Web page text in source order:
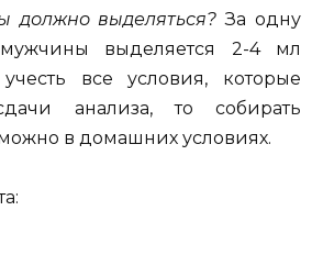
должно выделяться? За одну
выделяется 2-4 мл
все условия, которые
анализа, то собирать
в домашних условиях.